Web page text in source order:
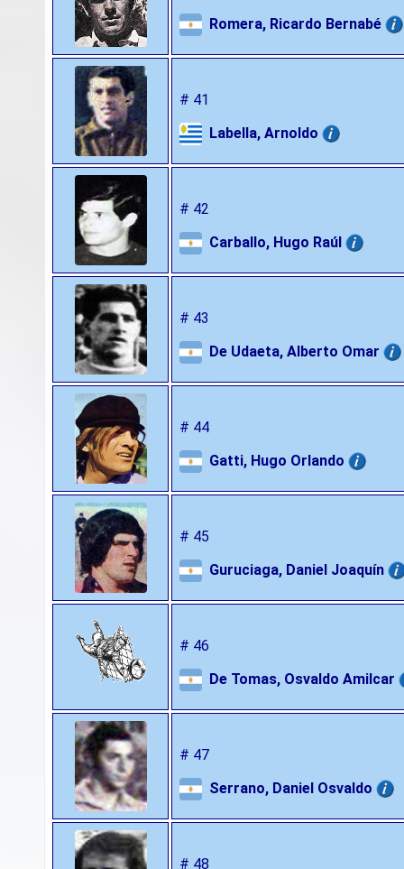
Romera, Ricardo Bernabé
# 41
Labella, Arnoldo
# 42
Carballo, Hugo Raúl
# 43
De Udaeta, Alberto Omar
# 44
Gatti, Hugo Orlando
# 45
Guruciaga, Daniel Joaquín
# 46
De Tomas, Osvaldo Amilcar
# 47
Serrano, Daniel Osvaldo
# 48